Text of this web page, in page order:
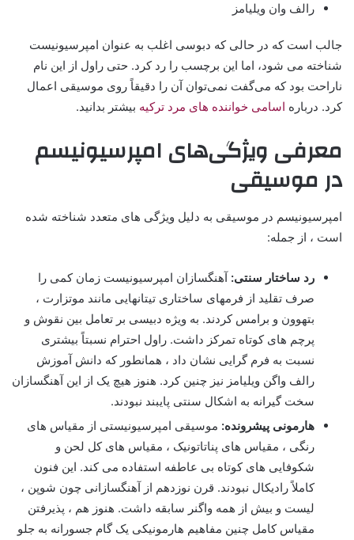
رالف وان ویلیامز
جالب است که در حالی که دبوسی اغلب به عنوان امپرسیونیست
شناخته می شود، اما این برچسب را رد کرد. حتی راول از این نام
ناراحت بود که می‌گفت نمی‌توان آن را دقیقاً روی موسیقی اعمال
کرد. درباره اسامی خواننده های مرد ترکیه بیشتر بدانید.
معرفی ویژگی‌های امپرسیونیسم
در موسیقی
امپرسیونیسم در موسیقی به دلیل ویژگی های متعدد شناخته شده
است ، از جمله:
رد ساختار سنتی: آهنگسازان امپرسیونیست زمان کمی را
صرف تقلید از فرمهای ساختاری تیتانهایی مانند موتزارت ،
بتهوون و برامس کردند. به ویژه دبیسی بر تعامل بین نقوش و
پرچم های کوتاه تمرکز داشت. راول احترام نسبتاً بیشتری
نسبت به فرم گرایی نشان داد ، همانطور که دانش آموزش
رالف واگن ویلیامز نیز چنین کرد. هنوز هیچ یک از این آهنگسازان
سخت گیرانه به اشکال سنتی پایبند نبودند.
هارمونی پیشرونده: موسیقی امپرسیونیستی از مقیاس های
رنگی ، مقیاس های پناتاتونیک ، مقیاس های کل لحن و
شکوفایی های کوتاه بی عاطفه استفاده می کند. این فنون
کاملاً رادیکال نبودند. قرن نوزدهم از آهنگسازانی چون شوپن ،
لیست و بیش از همه واگنر سابقه داشت. هنوز هم ، پذیرفتن
مقیاس کامل چنین مفاهیم هارمونیکی یک گام جسورانه به جلو